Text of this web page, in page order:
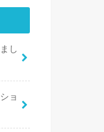
し
ョ